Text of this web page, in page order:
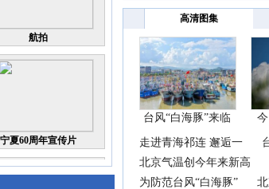
航拍
宁夏60周年宣传片
季
高清图集
台风“白海豚”来临
前
走进青海祁连 邂逅一
近
北京气温创今年来新高
霞
为防范台风“白海豚”